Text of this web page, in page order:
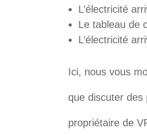
L’électricité
Le tableau de
L’électricité
Ici, nous vous
que discuter des
propriétaire de